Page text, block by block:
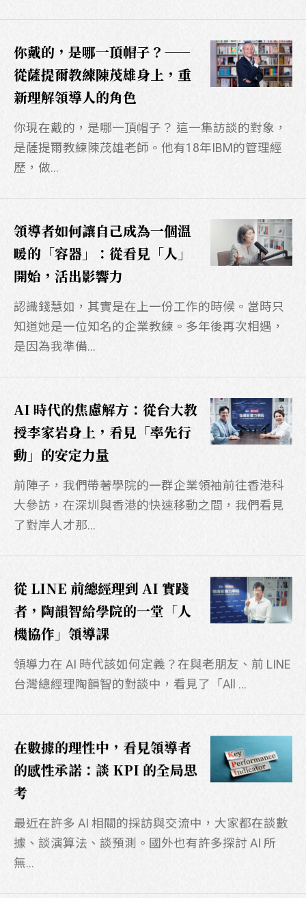
你戴的，是哪一頂帽子？——
從薩提爾教練陳茂雄身上，重
新理解領導人的角色
你現在戴的，是哪一頂帽子？ 這一集訪談的對象，
是薩提爾教練陳茂雄老師。他有18年IBM的管理經
歷，做...
領導者如何讓自己成為一個溫
暖的「容器」：從看見「人」
開始，活出影響力
認識錢慧如，其實是在上一份工作的時候。當時只
知道她是一位知名的企業教練。多年後再次相遇，
是因為我準備...
AI 時代的焦慮解方：從台大教
授李家岩身上，看見「率先行
動」的安定力量
前陣子，我們帶著學院的一群企業領袖前往香港科
大參訪，在深圳與香港的快速移動之間，我們看見
了對岸人才那...
從 LINE 前總經理到 AI 實踐
者，陶韻智給學院的一堂「人
機協作」領導課
領導力在 AI 時代該如何定義？在與老朋友、前 LINE
台灣總經理陶韻智的對談中，看見了「All ...
在數據的理性中，看見領導者
的感性承諾：談 KPI 的全局思
考
最近在許多 AI 相關的採訪與交流中，大家都在談數
據、談演算法、談預測。國外也有許多探討 AI 所
無...
掃描行動條碼即可將官方帳號加入好友
請先點選LINE應用程式搜尋欄位旁的掃描圖示，